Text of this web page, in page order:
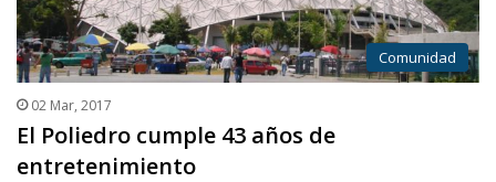
Comunidad
02 Mar, 2017
El Poliedro cumple 43 años de
entretenimiento